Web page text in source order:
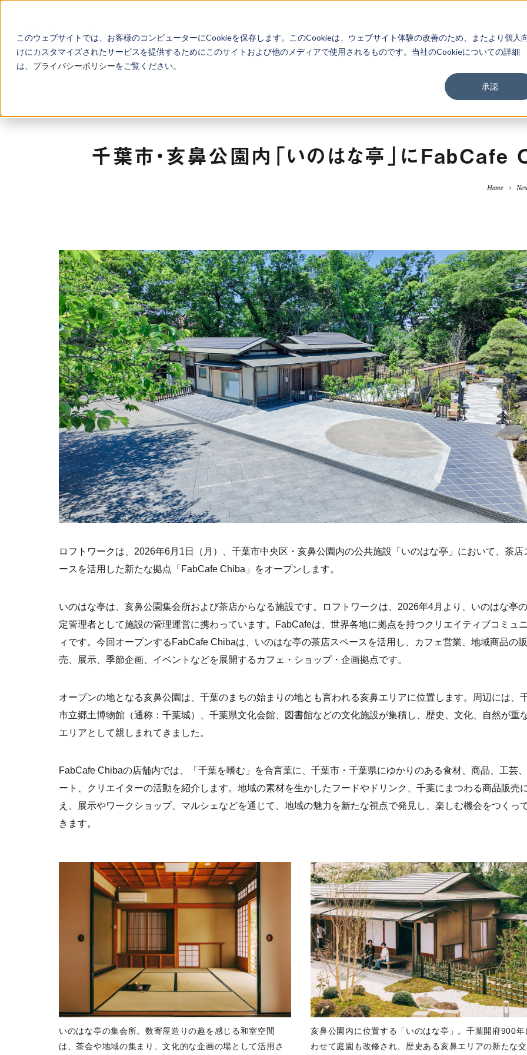
このウェブサイトでは、お客様のコンピューターにCookieを保存します。このCookieは、ウェブサイト体験の改善のため、またより個人
けにカスタマイズされたサービスを提供するためにこのサイトおよび他のメディアで使用されるものです。当社のCookieについての詳細
は、 プライバシーポリシーをご覧ください。
承認
About Service Work Findings
千葉市・亥鼻公園内「いのはな亭」にFabCafe
Home
ロフトワークは、2026年6月1日（月）、千葉市中央区・亥鼻公園内の公共施設「いのはな亭」において、茶店
ースを活用した新たな拠点「FabCafe Chiba」をオープンします。
いのはな亭は、亥鼻公園集会所および茶店からなる施設です。ロフトワークは、2026年4月より、いのはな亭
定管理者として施設の管理運営に携わっています。FabCafeは、世界各地に拠点を持つクリエイティブコミュ
ィです。今回オープンするFabCafe Chibaは、いのはな亭の茶店スペースを活用し、カフェ営業、地域商品の販
売、展示、季節企画、イベントなどを展開するカフェ・ショップ・企画拠点です。
オープンの地となる亥鼻公園は、千葉のまちの始まりの地とも言われる亥鼻エリアに位置します。周辺には、
市立郷土博物館（通称：千葉城）、千葉県文化会館、図書館などの文化施設が集積し、歴史、文化、自然が重
エリアとして親しまれてきました。
FabCafe Chibaの店舗内では、「千葉を嗜む」を合言葉に、千葉市・千葉県にゆかりのある食材、商品、工芸
ート、クリエイターの活動を紹介します。地域の素材を生かしたフードやドリンク、千葉にまつわる商品販売
え、展示やワークショップ、マルシェなどを通じて、地域の魅力を新たな視点で発見し、楽しむ機会をつくっ
きます。
いのはな亭の集会所。数寄屋造りの趣を感じる和室空間
は、茶会や地域の集まり、文化的な企画の場として活用さ
亥鼻公園内に位置する「いのはな亭」。千葉開府900年
わせて庭園も改修され、歴史ある亥鼻エリアの新たな